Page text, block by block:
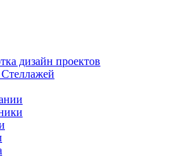
дизайн проектов